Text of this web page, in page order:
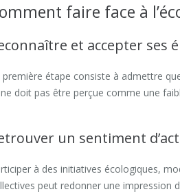
faire face à
et accepter ses
première étape consiste à admettre
doit pas être perçue comme une
un sentiment
à des initiatives écologiques,
peut redonner une impression